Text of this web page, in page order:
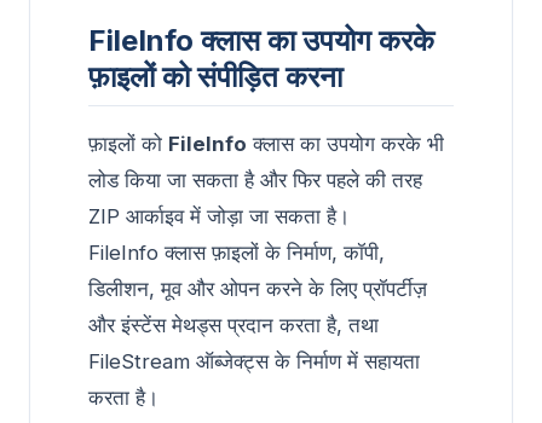
FileInfo क्लास का उपयोग करके
फ़ाइलों को संपीड़ित करना
फ़ाइलों को FileInfo क्लास का उपयोग करके भी
लोड किया जा सकता है और फिर पहले की तरह
ZIP आर्काइव में जोड़ा जा सकता है।
FileInfo क्लास फ़ाइलों के निर्माण, कॉपी,
डिलीशन, मूव और ओपन करने के लिए प्रॉपर्टीज़
और इंस्टेंस मेथड्स प्रदान करता है, तथा
FileStream ऑब्जेक्ट्स के निर्माण में सहायता
करता है।